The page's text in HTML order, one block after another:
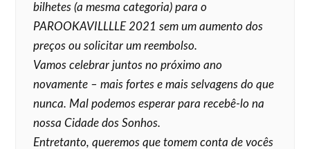
bilhetes (a mesma categoria) para o
PAROOKAVILLLLE 2021 sem um aumento dos
preços ou solicitar um reembolso.
Vamos celebrar juntos no próximo ano
novamente – mais fortes e mais selvagens do que
nunca. Mal podemos esperar para recebê-lo na
nossa Cidade dos Sonhos.
Entretanto, queremos que tomem conta de vocês